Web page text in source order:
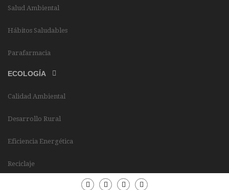
Salud Ambiental
Hábitos Saludables
Parafarmacia
ECOLOGÍA
Calidad Ambiental
Desarrollo Rural
Eficiencia Energética
Reciclaje